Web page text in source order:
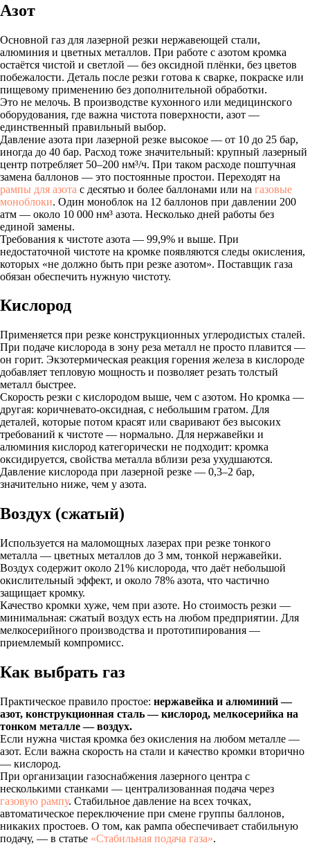
Азот
Основной газ для лазерной резки нержавеющей стали,
алюминия и цветных металлов. При работе с азотом кромка
остаётся чистой и светлой — без оксидной плёнки, без цветов
побежалости. Деталь после резки готова к сварке, покраске или
пищевому применению без дополнительной обработки.
Это не мелочь. В производстве кухонного или медицинского
оборудования, где важна чистота поверхности, азот —
единственный правильный выбор.
Давление азота при лазерной резке высокое — от 10 до 25 бар,
иногда до 40 бар. Расход тоже значительный: крупный лазерный
центр потребляет 50–200 нм³/ч. При таком расходе поштучная
замена баллонов — это постоянные простои. Переходят на
рампы для азота с десятью и более баллонами или на газовые
моноблоки. Один моноблок на 12 баллонов при давлении 200
атм — около 10 000 нм³ азота. Несколько дней работы без
единой замены.
Требования к чистоте азота — 99,9% и выше. При
недостаточной чистоте на кромке появляются следы окисления,
которых «не должно быть при резке азотом». Поставщик газа
обязан обеспечить нужную чистоту.
Кислород
Применяется при резке конструкционных углеродистых сталей.
При подаче кислорода в зону реза металл не просто плавится —
он горит. Экзотермическая реакция горения железа в кислороде
добавляет тепловую мощность и позволяет резать толстый
металл быстрее.
Скорость резки с кислородом выше, чем с азотом. Но кромка —
другая: коричневато-оксидная, с небольшим гратом. Для
деталей, которые потом красят или сваривают без высоких
требований к чистоте — нормально. Для нержавейки и
алюминия кислород категорически не подходит: кромка
оксидируется, свойства металла вблизи реза ухудшаются.
Давление кислорода при лазерной резке — 0,3–2 бар,
значительно ниже, чем у азота.
Воздух (сжатый)
Используется на маломощных лазерах при резке тонкого
металла — цветных металлов до 3 мм, тонкой нержавейки.
Воздух содержит около 21% кислорода, что даёт небольшой
окислительный эффект, и около 78% азота, что частично
защищает кромку.
Качество кромки хуже, чем при азоте. Но стоимость резки —
минимальная: сжатый воздух есть на любом предприятии. Для
мелкосерийного производства и прототипирования —
приемлемый компромисс.
Как выбрать газ
Практическое правило простое: нержавейка и алюминий —
азот, конструкционная сталь — кислород, мелкосерийка на
тонком металле — воздух.
Если нужна чистая кромка без окисления на любом металле —
азот. Если важна скорость на стали и качество кромки вторично
— кислород.
При организации газоснабжения лазерного центра с
несколькими станками — централизованная подача через
газовую рампу. Стабильное давление на всех точках,
автоматическое переключение при смене группы баллонов,
никаких простоев. О том, как рампа обеспечивает стабильную
подачу, — в статье «Стабильная подача газа».